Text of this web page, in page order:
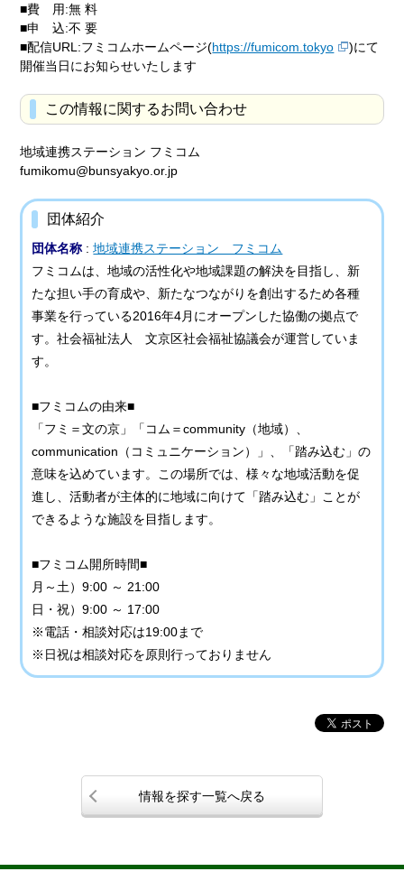
■費 用:無 料
■申 込:不 要
■配信URL:フミコムホームページ(https://fumicom.tokyo
)にて
開催当日にお知らせいたします
この情報に関するお問い合わせ
地域連携ステーション フミコム
fumikomu@bunsyakyo.or.jp
団体紹介
団体名称 :地域連携ステーション フミコム
フミコムは、地域の活性化や地域課題の解決を目指し、新
たな担い手の育成や、新たなつながりを創出するため各種
事業を行っている2016年4月にオープンした協働の拠点で
す。社会福祉法人 文京区社会福祉協議会が運営していま
す。
■フミコムの由来■
「フミ＝文の京」「コム＝community（地域）、
communication（コミュニケーション）」、「踏み込む」の
意味を込めています。この場所では、様々な地域活動を促
進し、活動者が主体的に地域に向けて「踏み込む」ことが
できるような施設を目指します。
■フミコム開所時間■
月～土）9:00 ～ 21:00
日・祝）9:00 ～ 17:00
※電話・相談対応は19:00まで
※日祝は相談対応を原則行っておりません
情報を探す一覧へ戻る